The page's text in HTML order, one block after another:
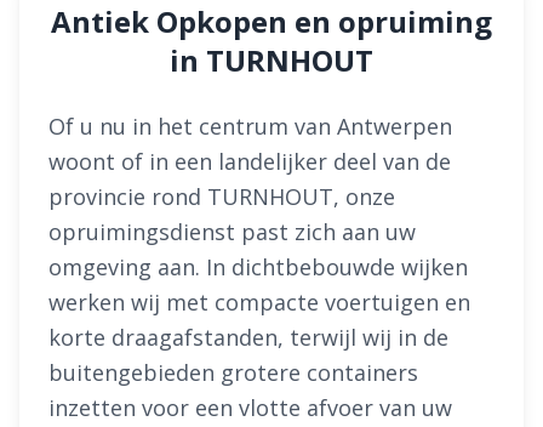
Antiek Opkopen en opruiming
in TURNHOUT
Of u nu in het centrum van Antwerpen
woont of in een landelijker deel van de
provincie rond TURNHOUT, onze
opruimingsdienst past zich aan uw
omgeving aan. In dichtbebouwde wijken
werken wij met compacte voertuigen en
korte draagafstanden, terwijl wij in de
buitengebieden grotere containers
inzetten voor een vlotte afvoer van uw